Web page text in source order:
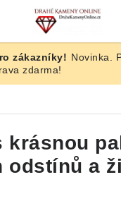
Novinka.
zdarma!
krásnou
odstínů a